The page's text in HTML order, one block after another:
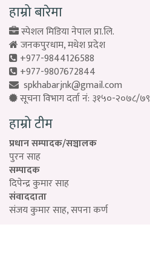
हाम्रो बारेमा
स्पेशल मिडिया नेपाल प्रा.लि.
जनकपुरधाम, मधेश प्रदेश
+977-9844126588
+977-9807672844
spkhabarjnk@gmail.com
सूचना विभाग दर्ता नं: ३१५०-२०७८/७९
हाम्रो टीम
प्रधान सम्पादक/सञ्चालक
पुरन साह
सम्पादक
दिपेन्द्र कुमार साह
संवाददाता
संजय कुमार साह, सपना कर्ण